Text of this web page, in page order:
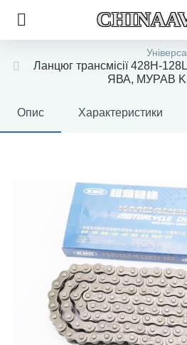
Ланцюг трансмісії 428H-
ЯВА, МУРАВ
Опис Характеристики